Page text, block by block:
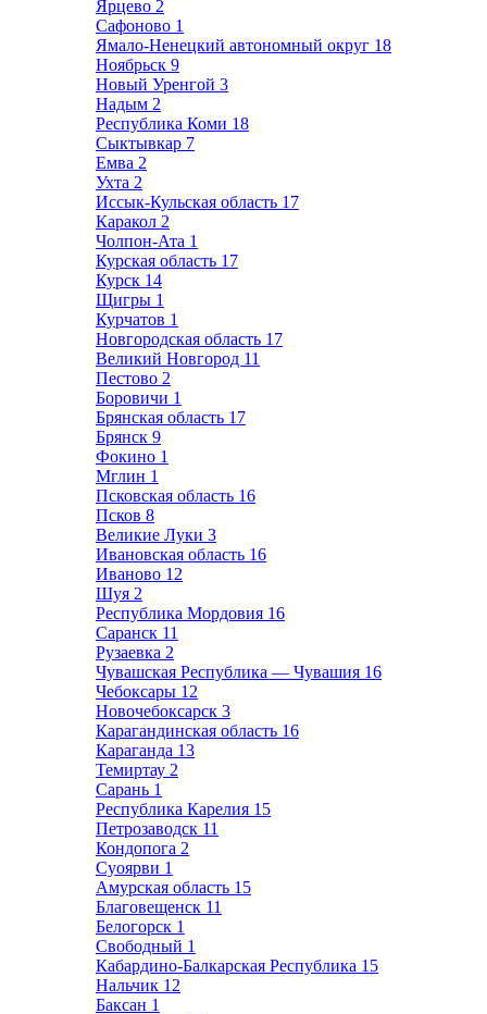
Ярцево 2
Сафоново 1
Ямало-Ненецкий автономный округ 18
Ноябрьск 9
Новый Уренгой 3
Надым 2
Республика Коми 18
Сыктывкар 7
Емва 2
Ухта 2
Иссык-Кульская область 17
Каракол 2
Чолпон-Ата 1
Курская область 17
Курск 14
Щигры 1
Курчатов 1
Новгородская область 17
Великий Новгород 11
Пестово 2
Боровичи 1
Брянская область 17
Брянск 9
Фокино 1
Мглин 1
Псковская область 16
Псков 8
Великие Луки 3
Ивановская область 16
Иваново 12
Шуя 2
Республика Мордовия 16
Саранск 11
Рузаевка 2
Чувашская Республика — Чувашия 16
Чебоксары 12
Новочебоксарск 3
Карагандинская область 16
Караганда 13
Темиртау 2
Сарань 1
Республика Карелия 15
Петрозаводск 11
Кондопога 2
Суоярви 1
Амурская область 15
Благовещенск 11
Белогорск 1
Свободный 1
Кабардино-Балкарская Республика 15
Нальчик 12
Баксан 1